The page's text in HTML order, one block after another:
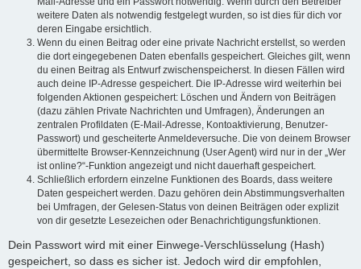
weitere Daten als notwendig festgelegt wurden, so ist dies für dich vor
deren Eingabe ersichtlich.
Wenn du einen Beitrag oder eine private Nachricht erstellst, so werden
die dort eingegebenen Daten ebenfalls gespeichert. Gleiches gilt, wenn
du einen Beitrag als Entwurf zwischenspeicherst. In diesen Fällen wird
auch deine IP-Adresse gespeichert. Die IP-Adresse wird weiterhin bei
folgenden Aktionen gespeichert: Löschen und Ändern von Beiträgen
(dazu zählen Private Nachrichten und Umfragen), Änderungen an
zentralen Profildaten (E-Mail-Adresse, Kontoaktivierung, Benutzer-
Passwort) und gescheiterte Anmeldeversuche. Die von deinem Browser
übermittelte Browser-Kennzeichnung (User Agent) wird nur in der „Wer
ist online?“-Funktion angezeigt und nicht dauerhaft gespeichert.
Schließlich erfordern einzelne Funktionen des Boards, dass weitere
Daten gespeichert werden. Dazu gehören dein Abstimmungsverhalten
bei Umfragen, der Gelesen-Status von deinen Beiträgen oder explizit
von dir gesetzte Lesezeichen oder Benachrichtigungsfunktionen.
Dein Passwort wird mit einer Einwege-Verschlüsselung (Hash)
gespeichert, so dass es sicher ist. Jedoch wird dir empfohlen,